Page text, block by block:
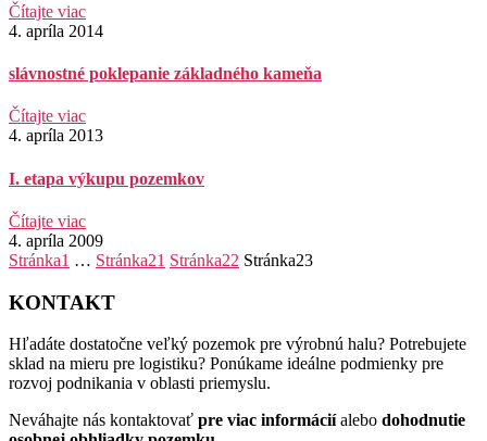
Čítajte viac
4. apríla 2014
slávnostné poklepanie základného kameňa
Čítajte viac
4. apríla 2013
I. etapa výkupu pozemkov
Čítajte viac
4. apríla 2009
Stránka1 … Stránka21 Stránka22 Stránka23
KONTAKT
Hľadáte dostatočne veľký pozemok pre výrobnú halu? Potrebujete
sklad na mieru pre logistiku? Ponúkame ideálne podmienky pre
rozvoj podnikania v oblasti priemyslu.
Neváhajte nás kontaktovať pre viac informáciíalebo dohodnutie